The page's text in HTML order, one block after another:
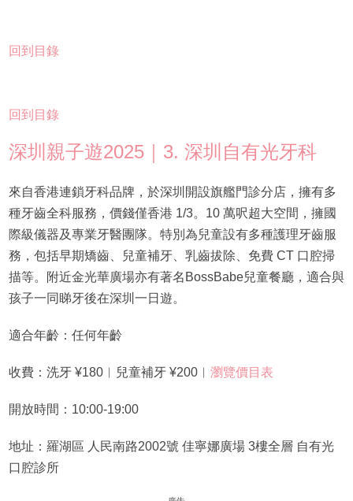
回到目錄
回到目錄
深圳親子遊2025｜3. 深圳自有光牙科
來自香港連鎖牙科品牌，於深圳開設旗艦門診分店，擁有多
種牙齒全科服務，價錢僅香港 1/3。10 萬呎超大空間，擁國
際級儀器及專業牙醫團隊。特別為兒童設有多種護理牙齒服
務，包括早期矯齒、兒童補牙、乳齒拔除、免費 CT 口腔掃
描等。附近金光華廣場亦有著名BossBabe兒童餐廳，適合與
孩子一同睇牙後在深圳一日遊。
適合年齡：任何年齡
收費：洗牙 ¥180︱兒童補牙 ¥200︱ 瀏覽價目表
開放時間：10:00-19:00
地址：羅湖區 人民南路2002號 佳寧娜廣場 3樓全層 自有光
口腔診所